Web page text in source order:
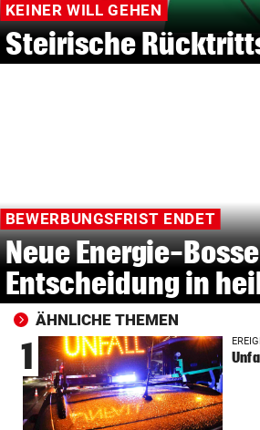
KEINER WILL GEHEN
Steirische
BEWERBUNGSFRIST ENDET
Neue Energie-
Entscheidung in
ÄHNLICHE THEMEN
1